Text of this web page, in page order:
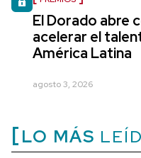
El Dorado abre
acelerar el
América Latina
agosto 3, 2026
LO MÁS